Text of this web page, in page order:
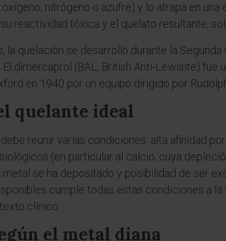
nitrógeno o azufre) y lo atrapa en
reactividad tóxica y el quelato resultante,
la quelación se desarrolló durante la
dimercaprol (BAL, British Anti-Lewisite)
en 1940 por un equipo dirigido por
quelante ideal
reunir varias condiciones: alta afinidad
(en particular al calcio, cuya
se ha depositado y posibilidad de ser
cumple todas estas condiciones a
clínico.
el metal diana